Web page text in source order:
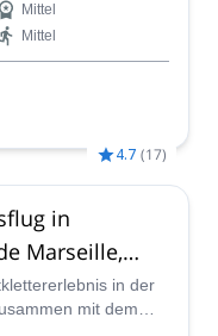
Mittel
Mittel
4.7 (17)
in
Marseille,
in der
mit dem